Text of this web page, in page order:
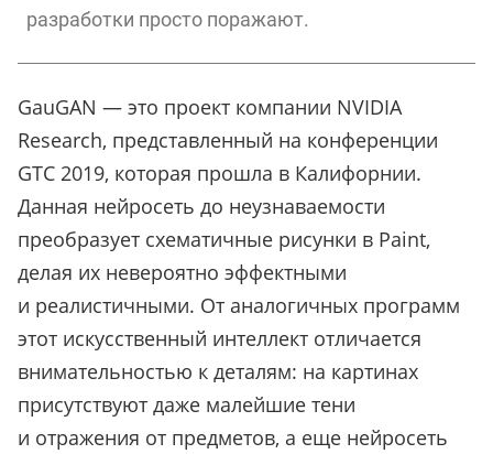
разработки просто поражают.
GauGAN — это проект компании NVIDIA
Research, представленный на конференции
GTC 2019, которая прошла в Калифорнии.
Данная нейросеть до неузнаваемости
преобразует схематичные рисунки в Paint,
делая их невероятно эффектными
и реалистичными. От аналогичных программ
этот искусственный интеллект отличается
внимательностью к деталям: на картинах
присутствуют даже малейшие тени
и отражения от предметов, а еще нейросеть